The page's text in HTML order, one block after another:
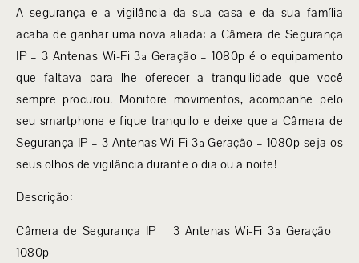
A segurança e a vigilância da sua casa e da sua família
acaba de ganhar uma nova aliada: a Câmera de Segurança
IP – 3 Antenas Wi-Fi 3ª Geração – 1080p é o equipamento
que faltava para lhe oferecer a tranquilidade que você
sempre procurou. Monitore movimentos, acompanhe pelo
seu smartphone e fique tranquilo e deixe que a Câmera de
Segurança IP – 3 Antenas Wi-Fi 3ª Geração – 1080p seja os
seus olhos de vigilância durante o dia ou a noite!
Descrição:
Câmera de Segurança IP – 3 Antenas Wi-Fi 3ª Geração –
1080p